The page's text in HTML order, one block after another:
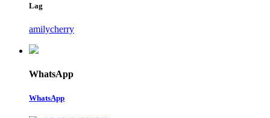
Lag
amilycherry
WhatsApp
WhatsApp